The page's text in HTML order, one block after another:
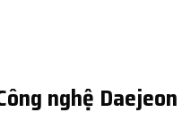
nghệ Daejeon